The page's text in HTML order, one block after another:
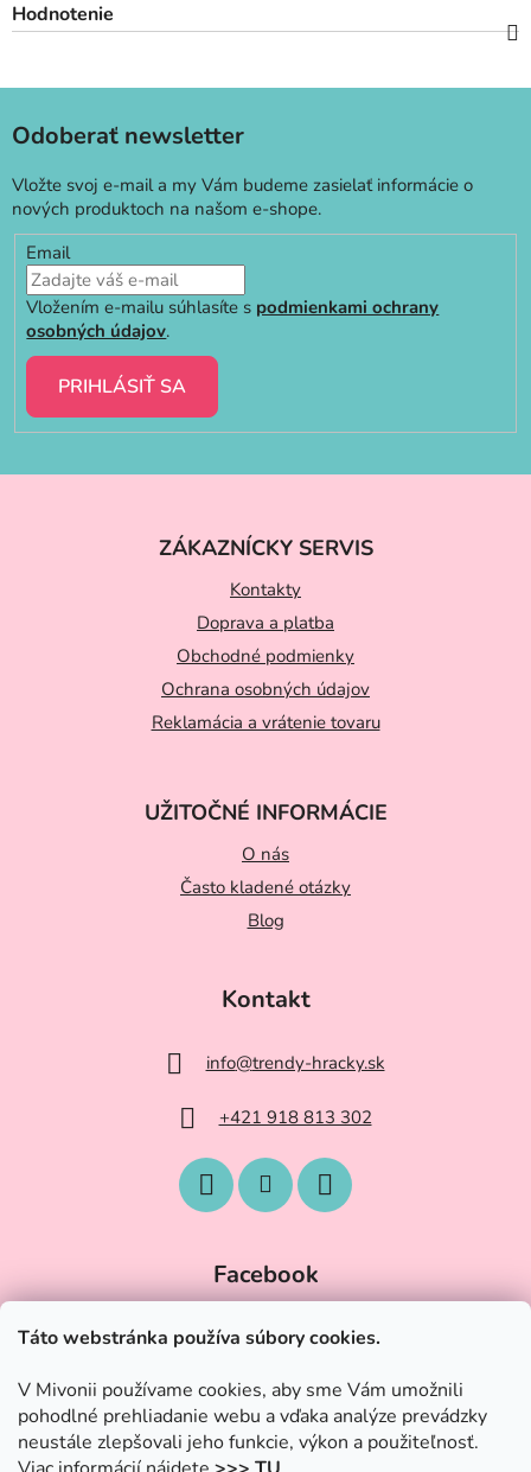
Táto webstránka používa súbory cookies.
V Mivonii používame cookies, aby sme Vám umožnili
pohodlné prehliadanie webu a vďaka analýze prevádzky
neustále zlepšovali jeho funkcie, výkon a použiteľnosť.
Hodnotenie
Odoberať newsletter
Vložte svoj e-mail a my Vám budeme zasielať informácie o
nových produktoch na našom e-shope.
Email
Vložením e-mailu súhlasíte s podmienkami ochrany
osobných údajov.
PRIHLÁSIŤ SA
ZÁKAZNÍCKY SERVIS
Kontakty
Doprava a platba
Obchodné podmienky
Ochrana osobných údajov
Reklamácia a vrátenie tovaru
UŽITOČNÉ INFORMÁCIE
O nás
Často kladené otázky
Blog
Kontakt
info@trendy-hracky.sk
+421 918 813 302
Facebook